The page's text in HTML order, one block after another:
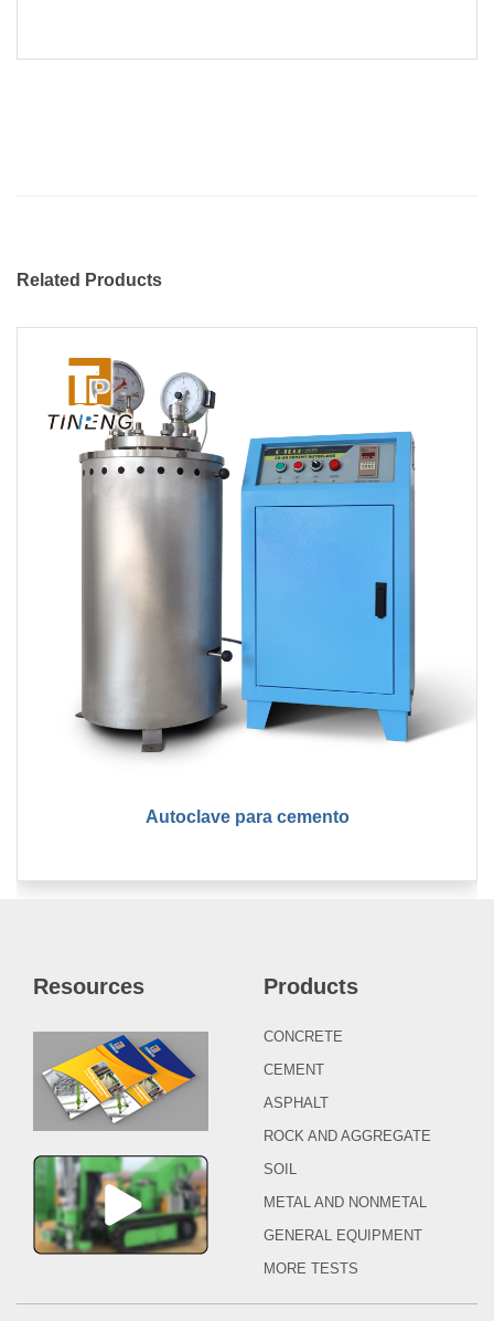
Related Products
Autoclave para cemento
Resources Products
CONCRETE
CEMENT
ASPHALT
ROCK AND AGGREGATE
SOIL
METAL AND NONMETAL
GENERAL EQUIPMENT
MORE TESTS